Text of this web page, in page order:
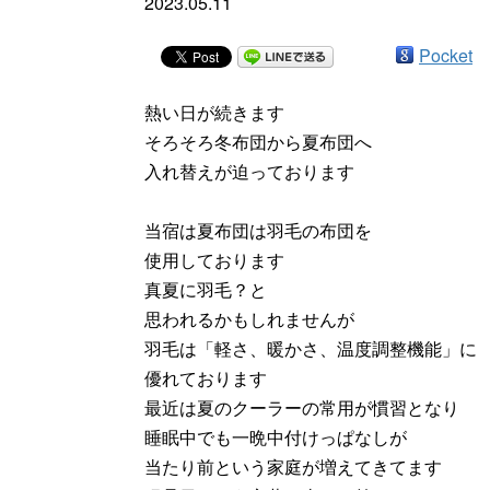
Pocket
熱い日が続きます
そろそろ冬布団から夏布団へ
入れ替えが迫っております
当宿は夏布団は羽毛の布団を
使用しております
真夏に羽毛？と
思われるかもしれませんが
羽毛は「軽さ、暖かさ、温度調整機能」に
優れております
最近は夏のクーラーの常用が慣習となり
睡眠中でも一晩中付けっぱなしが
当たり前という家庭が増えてきてます